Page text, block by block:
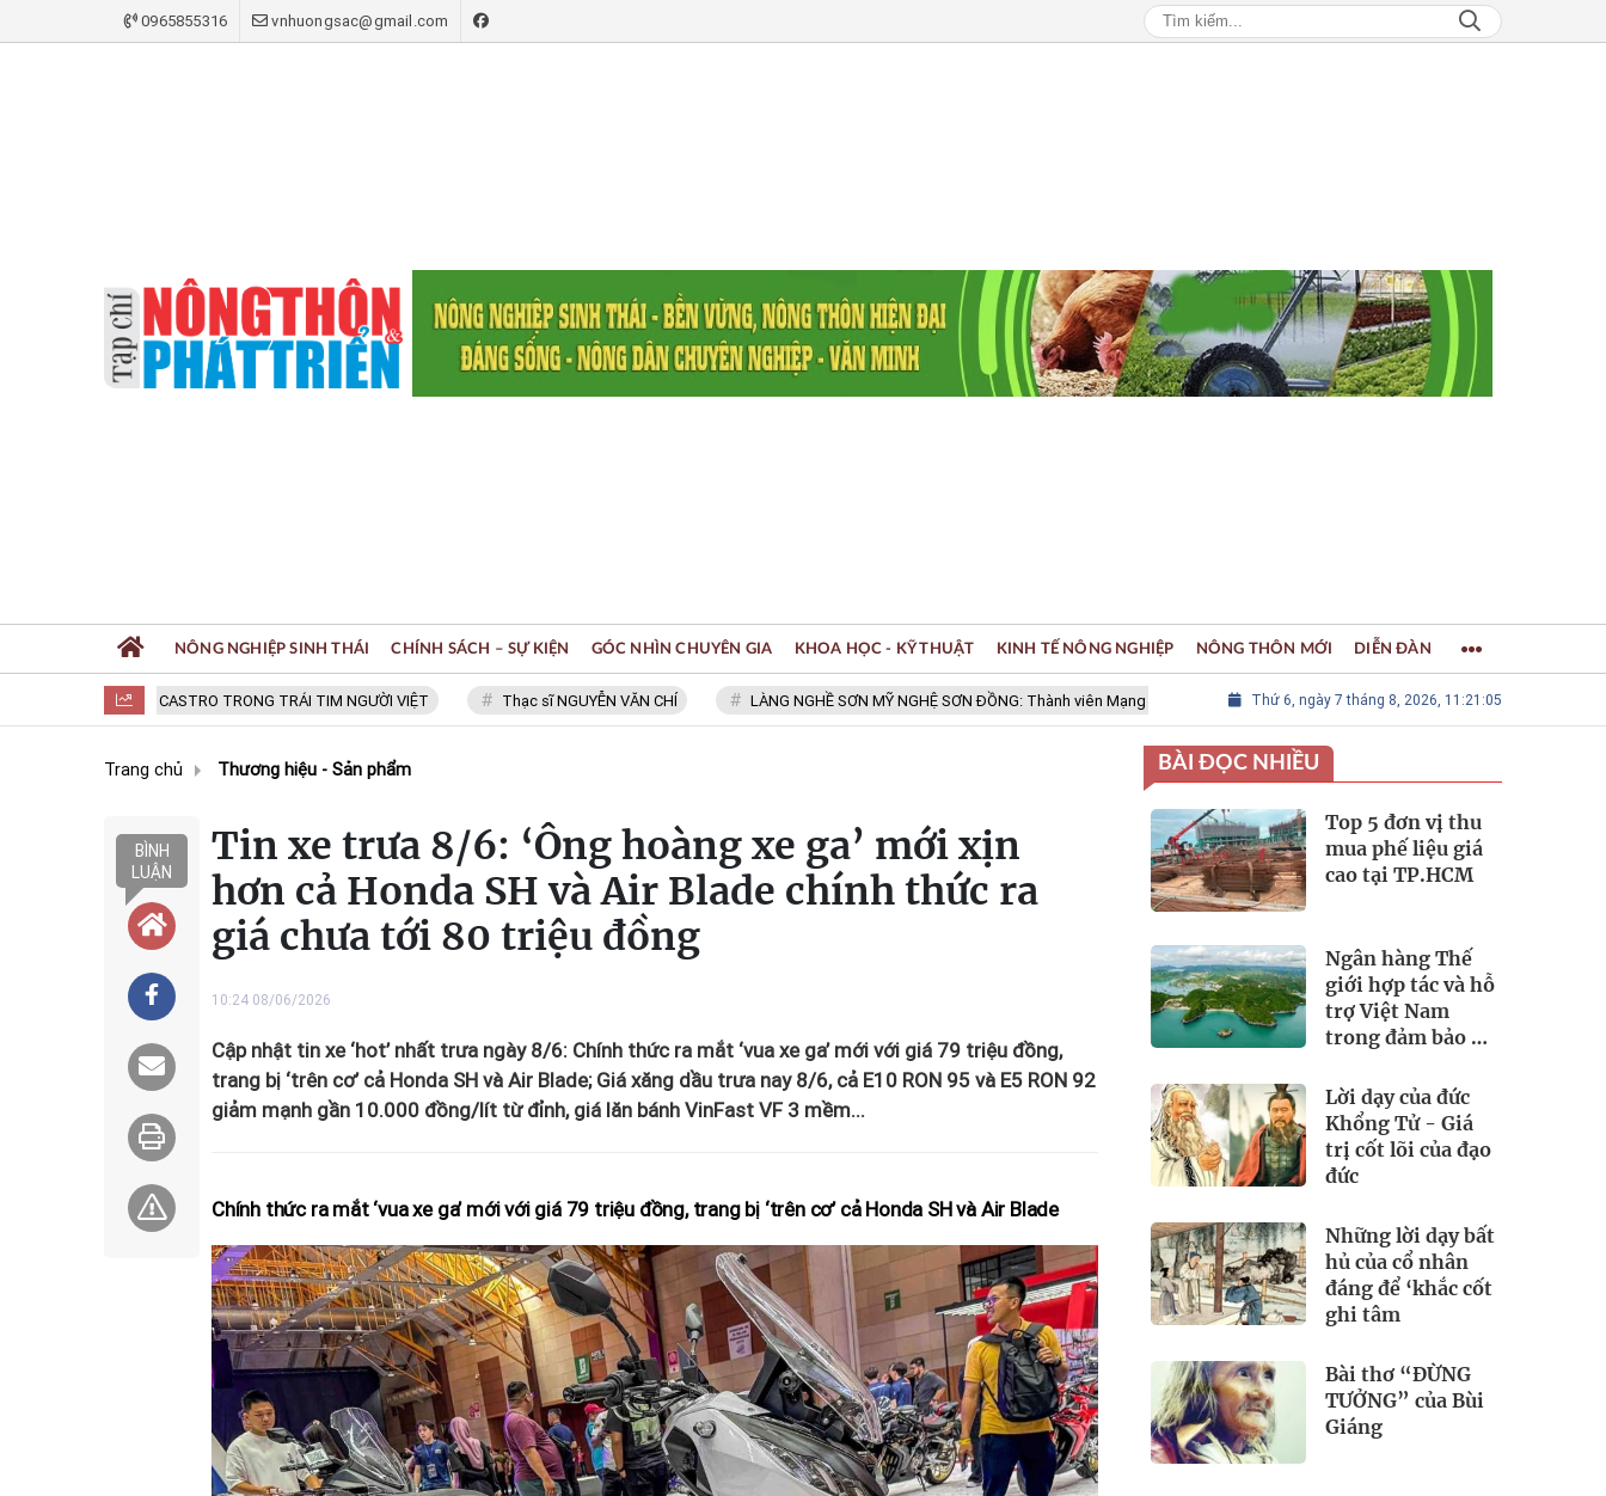
0965855316 vnhuongsac@gmail.com
FIDEL CASTRO TRONG TRÁI TIM NGƯỜI VIỆT Thạc sĩ NGUYỄN VĂN CHÍ LÀNG NGHỀ SƠN MỸ NGHỆ SƠN ĐỒNG: Thành viên Mạng lưới các Thành phố Thủ công sáng tạo Thế giới LÀNG NGHỀ
Thứ 6, ngày 7 tháng 8, 2026, 11:21:06
NÔNG NGHIỆP SINH THÁI CHÍNH SÁCH – SỰ KIỆN GÓC NHÌN CHUYÊN GIA KHOA HỌC - KỸ THUẬT KINH TẾ NÔNG NGHIỆP NÔNG THÔN MỚI DIỄN ĐÀN
Trang chủ Thương hiệu - Sản phẩm
BÌNH
LUẬN
Tin xe trưa 8/6: ‘Ông hoàng xe ga’ mới xịn
hơn cả Honda SH và Air Blade chính thức ra
giá chưa tới 80 triệu đồng
10:24 08/06/2026
Cập nhật tin xe ‘hot’ nhất trưa ngày 8/6: Chính thức ra mắt ‘vua xe ga’ mới với giá 79 triệu đồng,
trang bị ‘trên cơ’ cả Honda SH và Air Blade; Giá xăng dầu trưa nay 8/6, cả E10 RON 95 và E5 RON 92
giảm mạnh gần 10.000 đồng/lít từ đỉnh, giá lăn bánh VinFast VF 3 mềm...
Chính thức ra mắt ‘vua xe ga’ mới với giá 79 triệu đồng, trang bị ‘trên cơ’ cả Honda SH và Air Blade
BÀI ĐỌC NHIỀU
Top 5 đơn vị thu
mua phế liệu giá
cao tại TP.HCM
Ngân hàng Thế
giới hợp tác và hỗ
trợ Việt Nam
trong đảm bảo an
Lời dạy của đức
Khổng Tử - Giá
trị cốt lõi của đạo
đức
Những lời dạy bất
hủ của cổ nhân
đáng để ‘khắc cốt
ghi tâm
Bài thơ “ĐỪNG
TƯỞNG” của Bùi
Giáng